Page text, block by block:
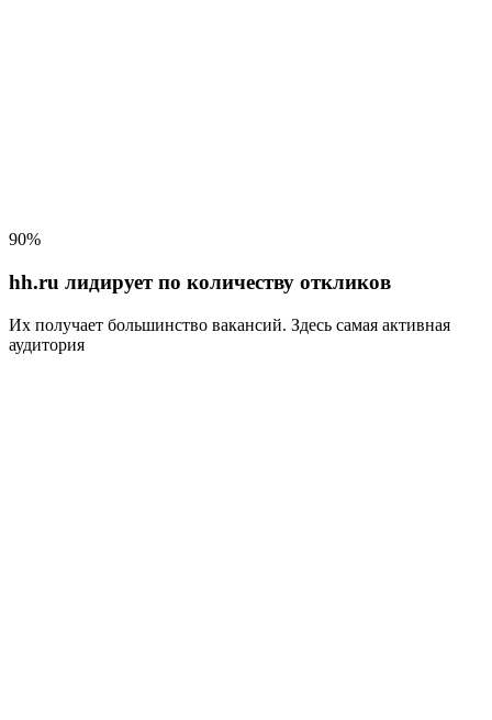
90%
hh.ru лидирует по количеству откликов
Их получает большинство вакансий. Здесь самая активная
аудитория